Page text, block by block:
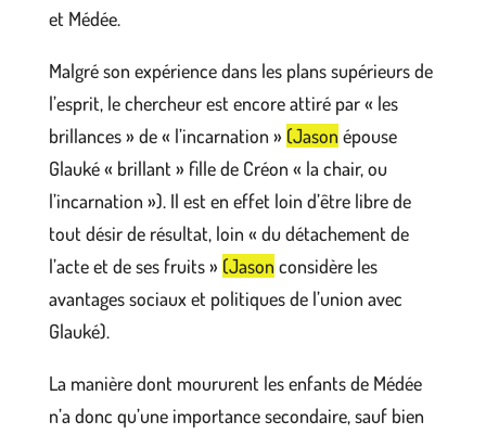
et Médée.
Malgré son expérience dans les plans supérieurs de
l’esprit, le chercheur est encore attiré par « les
brillances » de « l’incarnation » (Jason épouse
Glauké « brillant » fille de Créon « la chair, ou
l’incarnation »). Il est en effet loin d’être libre de
tout désir de résultat, loin « du détachement de
l’acte et de ses fruits » (Jason considère les
avantages sociaux et politiques de l’union avec
Glauké).
La manière dont moururent les enfants de Médée
n’a donc qu’une importance secondaire, sauf bien